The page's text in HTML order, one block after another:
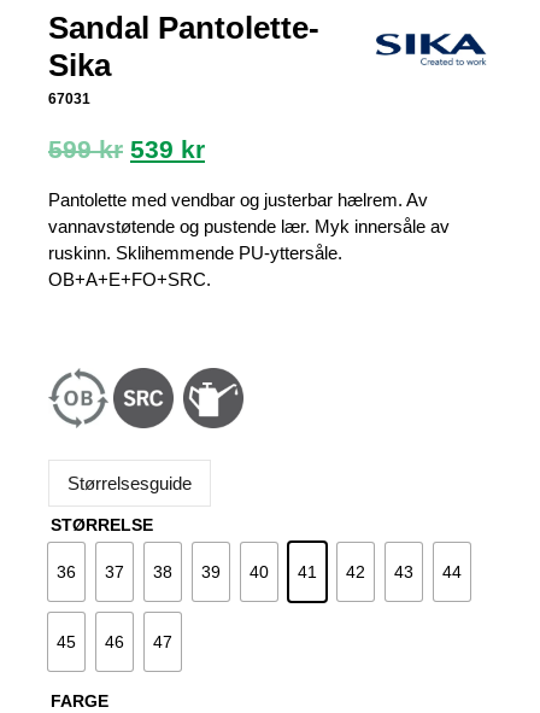
Sandal Pantolette-
Sika
67031
599kr Opprinnelig
var:
599 kr.
539 krNåværende
er:
539 kr.
Pantolette med vendbar og justerbar hælrem. Av
vannavstøtende og pustende lær. Myk innersåle av
ruskinn. Sklihemmende PU-yttersåle.
OB+A+E+FO+SRC.
Størrelsesguide
STØRRELSE
36 37 38 39 40 41 42 43 44
45 46 47
FARGE